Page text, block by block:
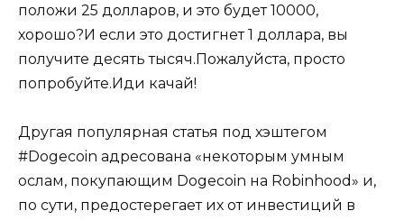
положи 25 долларов, и это будет 10000,
хорошо?И если это достигнет 1 доллара, вы
получите десять тысяч.Пожалуйста, просто
попробуйте.Иди качай!
Другая популярная статья под хэштегом
#Dogecoin адресована «некоторым умным
ослам, покупающим Dogecoin на Robinhood» и,
по сути, предостерегает их от инвестиций в